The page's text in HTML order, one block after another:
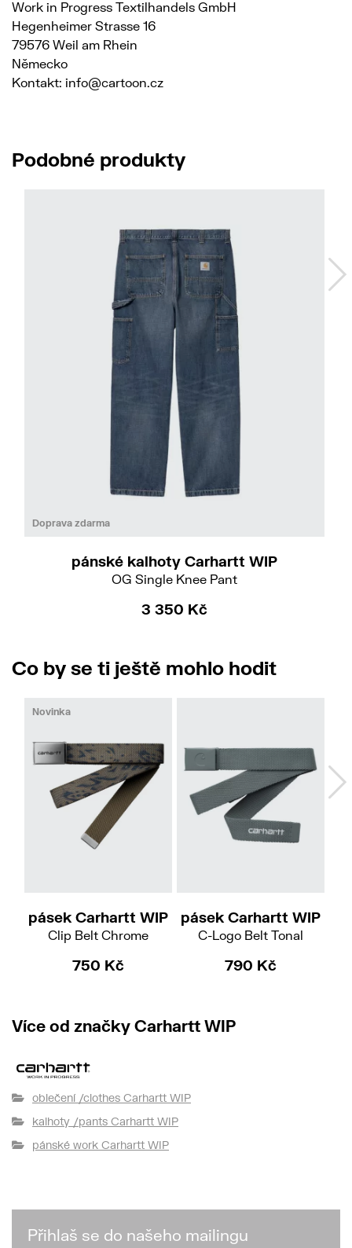
Work in Progress Textilhandels GmbH
Hegenheimer Strasse 16
79576 Weil am Rhein
Německo
Kontakt: info@cartoon.cz
Podobné produkty
Doprava zdarma
pánské kalhoty Carhartt WIP
OG Single Knee Pant
3 350 Kč
Co by se ti ještě mohlo hodit
Novinka
pásek Carhartt WIP
Clip Belt Chrome
750 Kč
pásek Carhartt WIP
C-Logo Belt Tonal
790 Kč
Více od značky Carhartt WIP
oblečení /clothes Carhartt WIP
kalhoty /pants Carhartt WIP
pánské work Carhartt WIP
Přihlaš se do našeho mailingu